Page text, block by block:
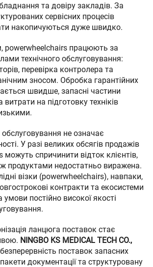
та довіру закладів. За
сервісних процесів
накопичуються дуже швидко.
powerwheelchairs працюють за
технічного обслуговування:
перевірка контролера та
зносом. Обробка гарантійних
швидше, запасні частини
витрати на підготовку техніків
не означає
У разі великих обсягів продажів
можуть спричинити відток клієнтів,
продуктами недостатньо виражена.
візки (powerwheelchairs), навпаки,
контракти та екосистеми
постійно високої якості
ланцюга поставок стає
NINGBO KS MEDICAL TECH CO.,
поставок запасних
пакети документації та структуровану